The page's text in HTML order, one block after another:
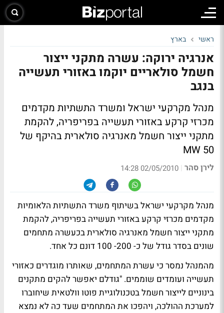
ראשי בארץ
אנרגיה ירוקה: עשרה מתקני ייצור
חשמל סולאריים יוקמו באזורי תעשייה
בנגב
מנהל מקרקעי ישראל ומשרד התשתיות מקדמים
מכרזי קרקע באזורי תעשייה בפריפריה, להקמת
מתקני ייצור חשמל מאנרגיה סולארית בהיקף של
50 MW
לירן סהר |
02/05/2010 14:28
מנהל מקרקעי ישראל בשיתוף משרד התשתיות הלאומיות
מקדמים מכרזי קרקע באזורי תעשייה בפריפריה, להקמת
מתקני ייצור חשמל מאנרגיה סולארית בכעשרה מתחמים
שונים בסדר גודל של כ- 200- 100 דונם כל אחד.
מהמנהל נמסר כי עשרת המתחמים, שאותרו מוגדרים כאזורי
תעשייה ועומדים שוממים. "גודלם יאפשר להקים מתקנים
בינוניים לייצור חשמל בטכנולוגיית פוטו וולטאית שיחוברו
למערכת ההולכה, ויהפכו את המתחמים שעד כה לא נמצא